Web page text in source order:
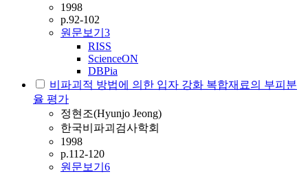
1998
p.92-102
원문보기 3
RISS
ScienceON
DBPia
비파괴적 방법에 의한 입자 강화 복합재료의 부피분
율 평가
정현조(Hyunjo Jeong)
한국비파괴검사학회
1998
p.112-120
원문보기 6